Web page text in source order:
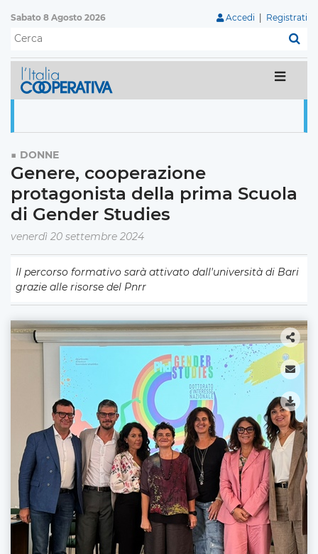
Sabato 8 Agosto 2026 Accedi Registrati
DONNE
Genere, cooperazione
protagonista della prima Scuola
di Gender Studies
venerdì 20 settembre 2024
Il percorso formativo sarà attivato dall'università di Bari
grazie alle risorse del Pnrr